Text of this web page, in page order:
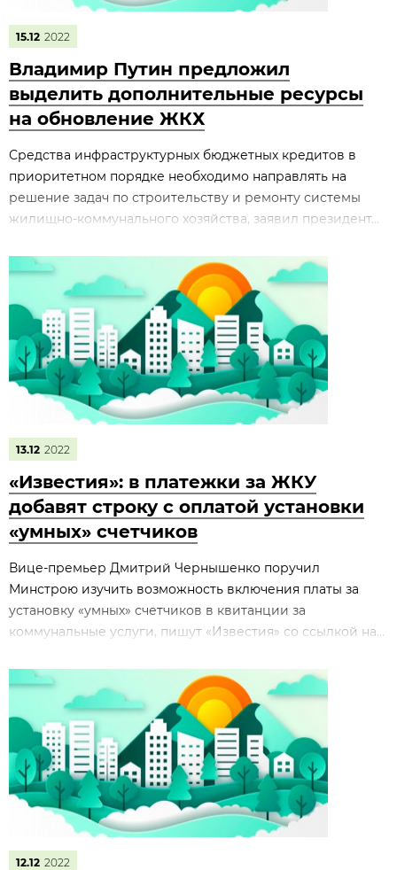
15.12 2022
Владимир Путин предложил
выделить дополнительные ресурсы
на обновление ЖКХ
Средства инфраструктурных бюджетных кредитов в
приоритетном порядке необходимо направлять на
решение задач по строительству и ремонту системы
жилищно-коммунального хозяйства, заявил президент...
13.12 2022
«Известия»: в платежки за ЖКУ
добавят строку с оплатой установки
«умных» счетчиков
Вице-премьер Дмитрий Чернышенко поручил
Минстрою изучить возможность включения платы за
установку «умных» счетчиков в квитанции за
коммунальные услуги, пишут «Известия» со ссылкой на...
12.12 2022